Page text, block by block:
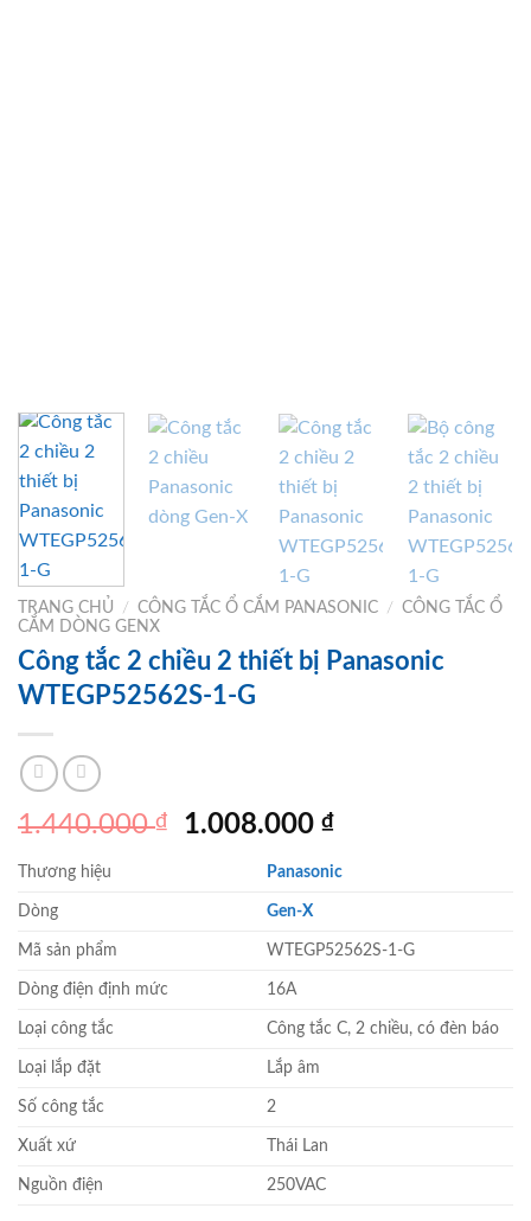
TRANG CHỦ / CÔNG TẮC Ổ CẮM PANASONIC / CÔNG TẮC Ổ
CẮM DÒNG GENX
Công tắc 2 chiều 2 thiết bị Panasonic
WTEGP52562S-1-G
1.440.000₫
Giá
1.440.000 ₫.
1.008.000₫Giá
tại
1.008.000 ₫.
Thương hiệu Panasonic
Dòng Gen-X
Mã sản phẩm WTEGP52562S-1-G
Dòng điện định mức 16A
Loại công tắc Công tắc C, 2 chiều, có đèn báo
Loại lắp đặt Lắp âm
Số công tắc 2
Xuất xứ Thái Lan
Nguồn điện 250VAC